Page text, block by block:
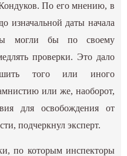
По его мнению, в
изначальной даты начала
могли бы по своему
проверки. Это дало
того или иного
или же, наоборот,
для освобождения от
подчеркнул эксперт.
по которым инспекторы